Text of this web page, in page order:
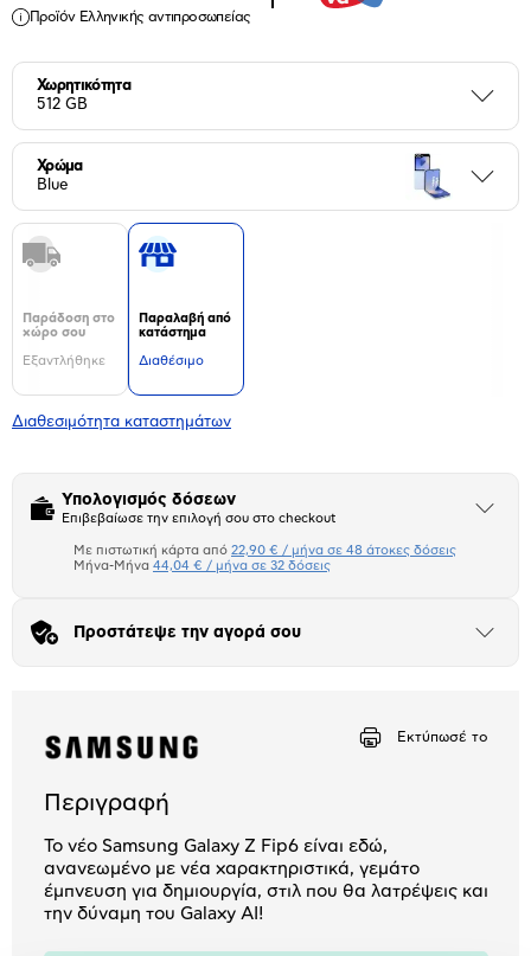
Προϊόν Ελληνικής αντιπροσωπείας
Χωρητικότητα
512 GB
Χρώμα
Blue
Παράδοση στο
χώρο σου
Εξαντλήθηκε
Παραλαβή από
κατάστημα
Διαθέσιμο
Διαθεσιμότητα καταστημάτων
Υπολογισμός δόσεων
Επιβεβαίωσε την επιλογή σου στο checkout
Άνοιξε
Πιστωτική κάρτα
Με πιστωτική κάρτα από 22,90 € / μήνα σε 48 άτοκες δόσεις
Μήνα-Μήνα 44,04 € / μήνα σε 32 δόσεις
Προστάτεψε την αγορά σου
Άνοιξε
Εκτύπωσέ το
Περιγραφή
Το νέο Samsung Galaxy Z Fip6 είναι εδώ,
ανανεωμένο με νέα χαρακτηριστικά, γεμάτο
έμπνευση για δημιουργία, στιλ που θα λατρέψεις και
την δύναμη του Galaxy AI!